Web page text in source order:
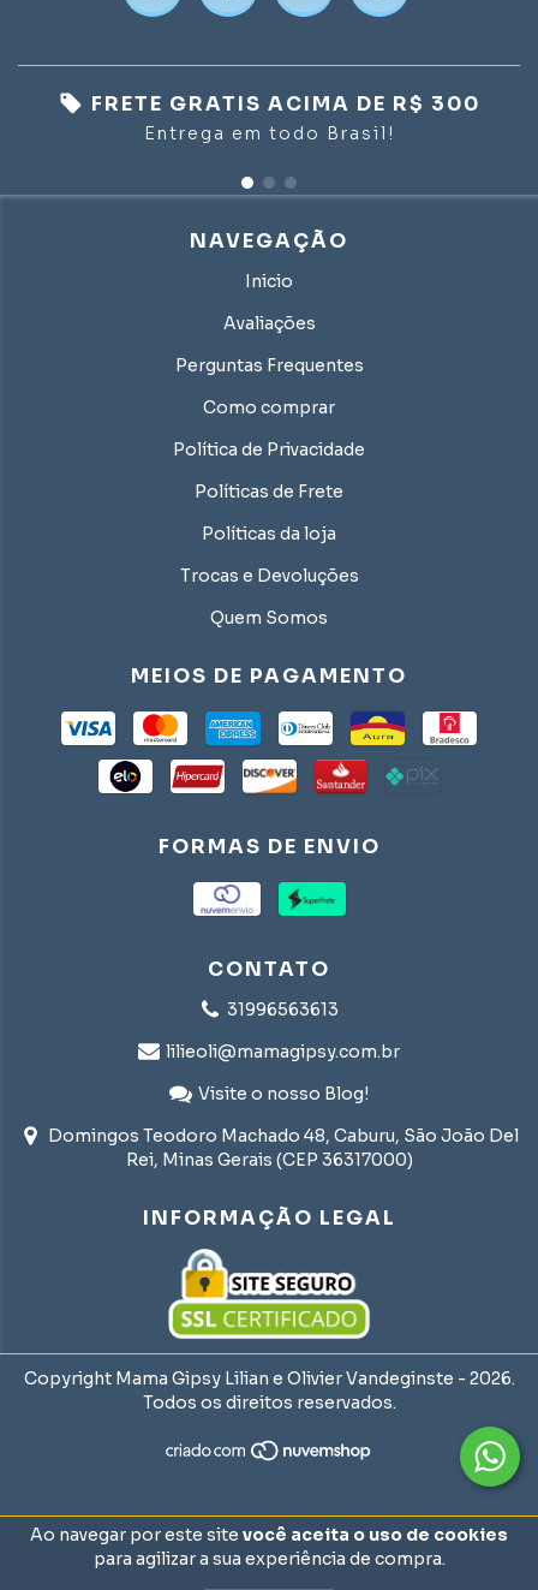
Ao navegar por este site você aceita o uso de cookies
para agilizar a sua experiência de compra.
FRETE GRATIS ACIMA DE R$ 300
Entrega em todo Brasil!
NAVEGAÇÃO
Inicio
Avaliações
Perguntas Frequentes
Como comprar
Política de Privacidade
Políticas de Frete
Políticas da loja
Trocas e Devoluções
Quem Somos
MEIOS DE PAGAMENTO
FORMAS DE ENVIO
CONTATO
31996563613
lilieoli@mamagipsy.com.br
Visite o nosso Blog!
Domingos Teodoro Machado 48, Caburu, São João Del
Rei, Minas Gerais (CEP 36317000)
INFORMAÇÃO LEGAL
Copyright Mama Gipsy Lilian e Olivier Vandeginste - 2026.
Todos os direitos reservados.